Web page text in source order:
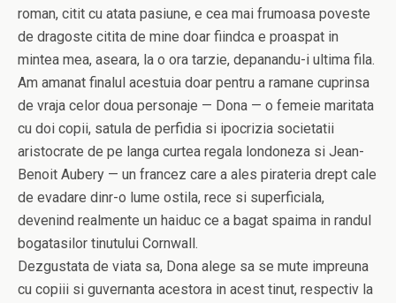
roman, citit cu atata pasiune, e cea mai frumoasa poveste
de dragoste citita de mine doar fiindca e proaspat in
mintea mea, aseara, la o ora tarzie, depanandu-i ultima fila.
Am amanat finalul acestuia doar pentru a ramane cuprinsa
de vraja celor doua personaje — Dona — o femeie maritata
cu doi copii, satula de perfidia si ipocrizia societatii
aristocrate de pe langa curtea regala londoneza si Jean-
Benoit Aubery — un francez care a ales pirateria drept cale
de evadare dinr-o lume ostila, rece si superficiala,
devenind realmente un haiduc ce a bagat spaima in randul
bogatasilor tinutului Cornwall.
Dezgustata de viata sa, Dona alege sa se mute impreuna
cu copiii si guvernanta acestora in acest tinut, respectiv la